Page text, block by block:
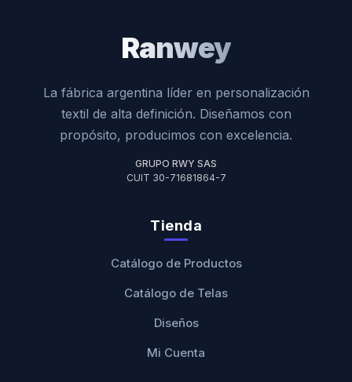
Ranwey
La fábrica argentina líder en personalización
textil de alta definición. Diseñamos con
propósito, producimos con excelencia.
GRUPO RWY SAS
CUIT 30-71681864-7
Tienda
Catálogo de Productos
Catálogo de Telas
Diseños
Mi Cuenta